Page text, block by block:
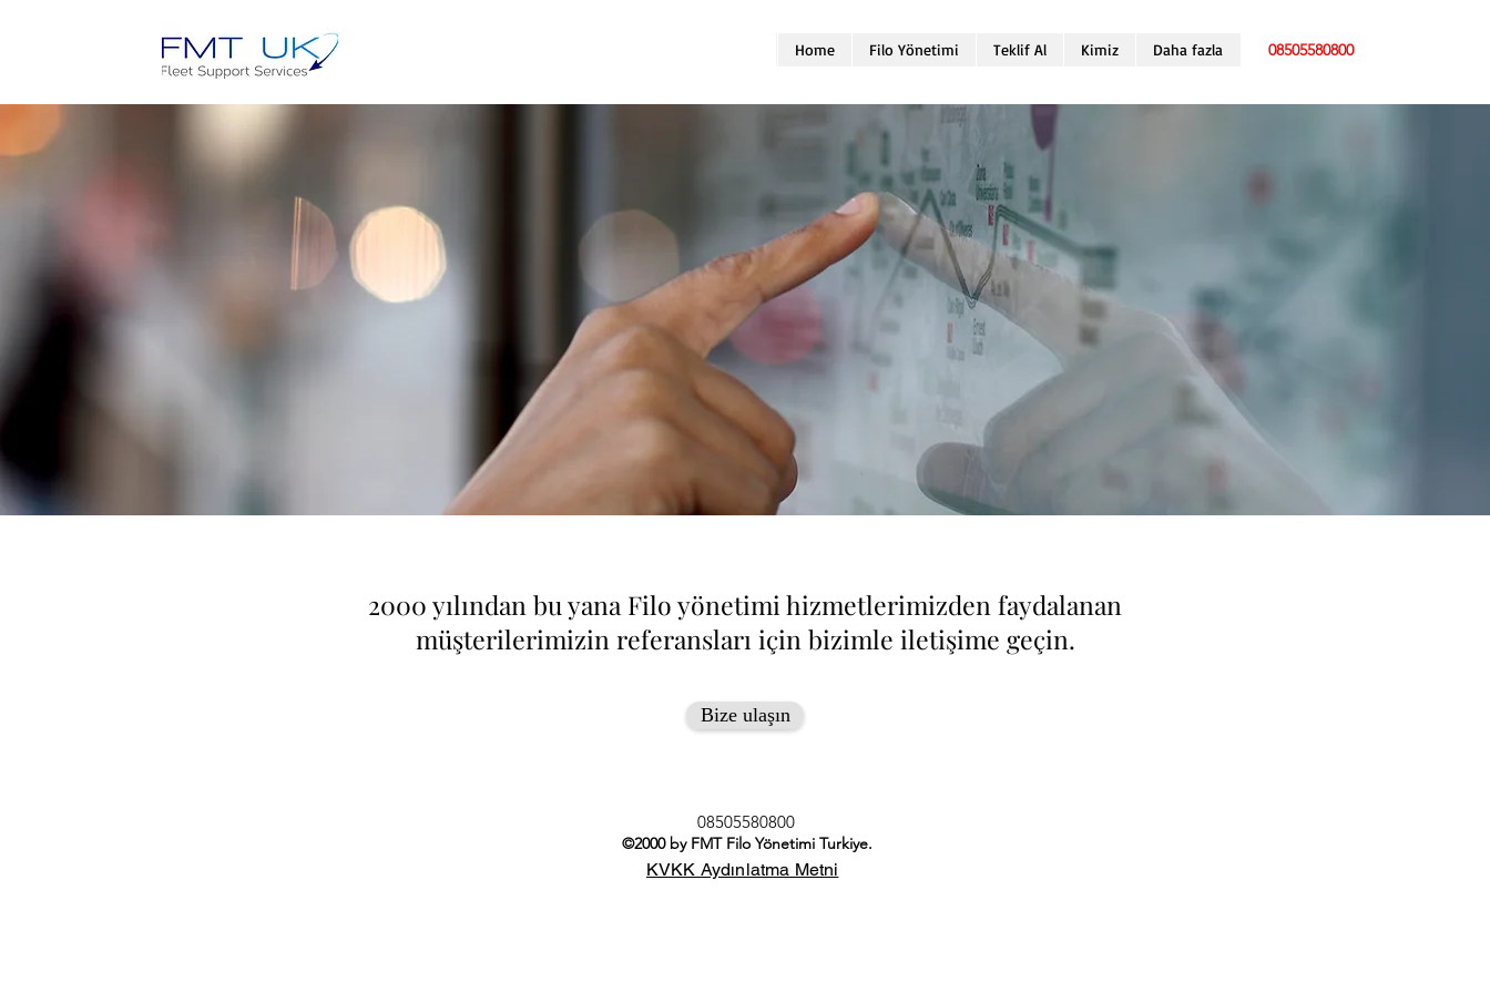
Home Filo Yönetimi Teklif Al Kimiz Daha fazla 08505580800
2000 yılından bu yana Filo yönetimi hizmetlerimizden faydalanan
müşterilerimizin referansları için bizimle iletişime geçin.
Bize ulaşın
08505580800
©2000 by FMT Filo Yönetimi Turkiye.
KVKK Aydınlatma Metni